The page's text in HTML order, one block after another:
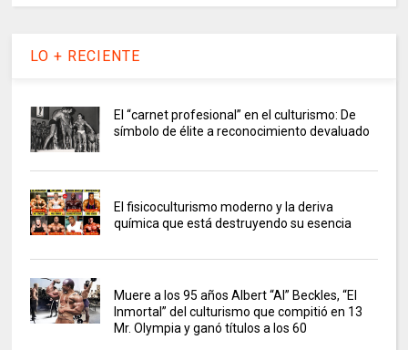
LO + RECIENTE
El “carnet profesional” en el culturismo: De
símbolo de élite a reconocimiento devaluado
El fisicoculturismo moderno y la deriva
química que está destruyendo su esencia
Muere a los 95 años Albert “Al” Beckles, “El
Inmortal” del culturismo que compitió en 13
Mr. Olympia y ganó títulos a los 60